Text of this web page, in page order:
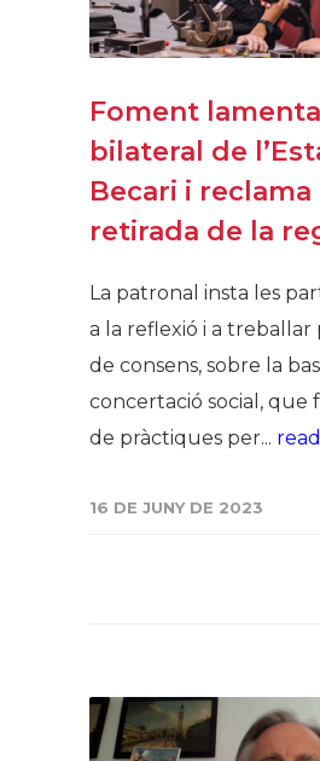
Foment
bilateral de
Becari i reclama
retirada de la
La patronal insta les
a la reflexió i a treballar
de consens, sobre la
concertació social, que
de pràctiques per...
16 DE JUNY DE 2023